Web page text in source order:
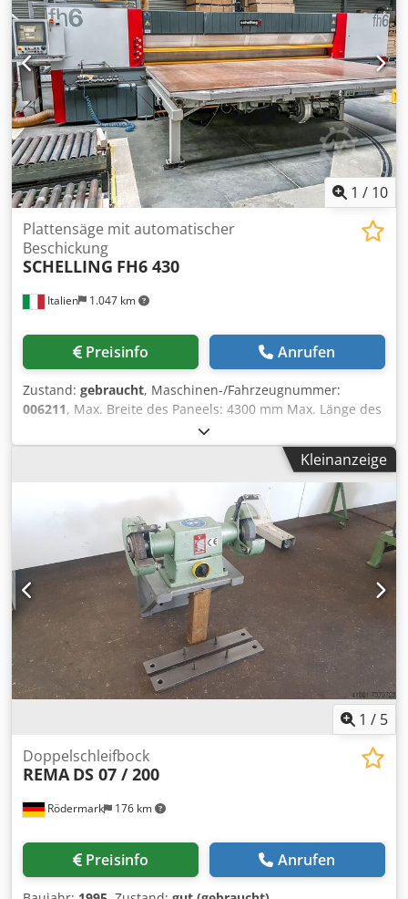
1 / 10
Italien 1.047 km
Plattensäge mit automatischer
Beschickung
SCHELLING FH6 430
Preisinfo Anrufen
Zustand: gebraucht, Maschinen-/Fahrzeugnummer:
006211, Max. Breite des Paneels: 4300 mm Max. Länge des
Paneels: 2200 mm Max. Vorstand Hauptsägeblatt: 135 mm
Anzahl der Spannzangen: 10 zweiter flexibler Niederhalter:
ja Dedpfjiwbfujx Ahpskr rotierende Station: jaKleinanzeige
1 / 5
Rödermark 176 km
Doppelschleifbock
REMA DS 07 / 200
Preisinfo Anrufen